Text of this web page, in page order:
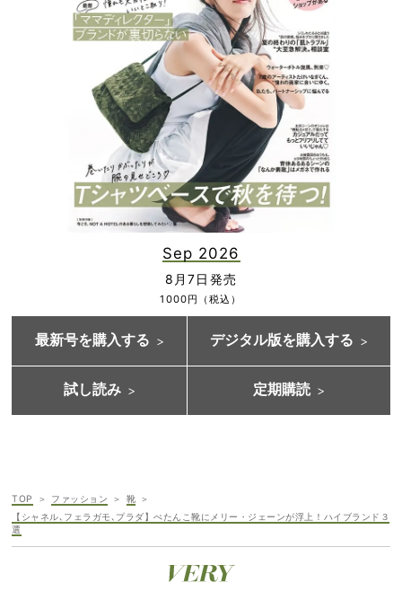
Sep 2026
8月7日発売
1000円（税込）
最新号を購入する デジタル版を購入する
試し読み 定期購読
TOP ファッション
靴
【シャネル､フェラガモ､プラダ】ぺたんこ靴にメリー・ジェーンが浮上！ハイブランド３
選